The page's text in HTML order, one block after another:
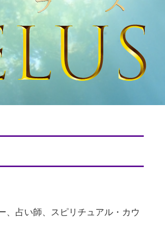
、占い師、スピリチュアル・カウ